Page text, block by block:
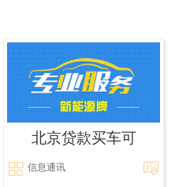
北京贷款买车可
信息通讯